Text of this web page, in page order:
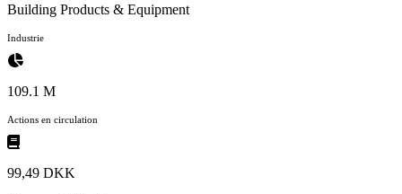
Building Products & Equipment
Industrie
109.1 M
Actions en circulation
99,49 DKK